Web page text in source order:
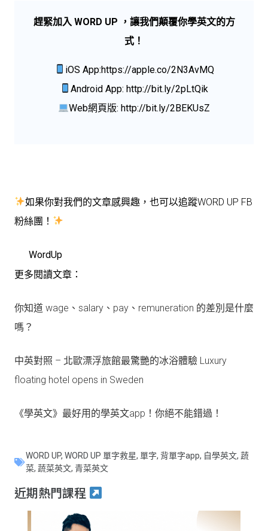
趕緊加入 WORD UP ，讓我們顛覆你學英文的方
式！
iOS App:https://apple.co/2N3AvMQ
Android App:http://bit.ly/2pLtQik
Web網頁版:http://bit.ly/2BEKUsZ
如果你對我們的文章感興趣，也可以追蹤WORD UP FB
粉絲團！
WordUp
更多閱讀文章：
你知道 wage、salary、pay、remuneration 的差別是什麼
嗎？
中英對照 – 北歐漂浮旅館最驚艷的冰浴體驗 Luxury
floating hotel opens in Sweden
《學英文》最好用的學英文app！你絕不能錯過！
WORD UP, WORD UP 單字救星, 單字, 背單字app, 自學英文, 蔬
菜, 蔬菜英文, 青菜英文
近期熱門課程